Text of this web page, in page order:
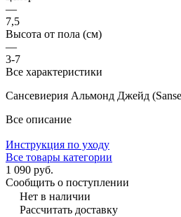
—
7,5
Высота от пола (см)
—
3-7
Все характеристики
Сансевиерия Альмонд Джейд
Все описание
Инструкция по уходу
Все товары категории
1 090 руб.
Сообщить о поступлении
Нет в наличии
Рассчитать доставку